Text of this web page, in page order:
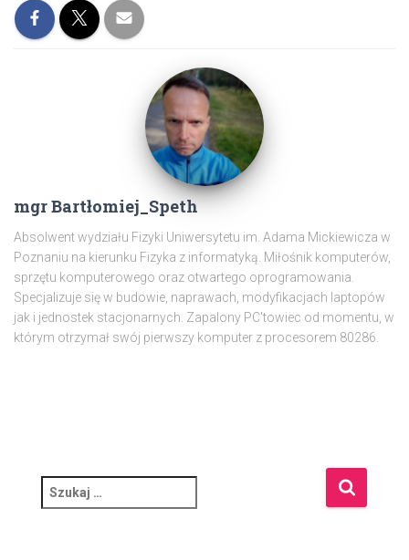
mgr Bartłomiej_Speth
Absolwent wydziału Fizyki Uniwersytetu im. Adama Mickiewicza w
Poznaniu na kierunku Fizyka z informatyką. Miłośnik komputerów,
sprzętu komputerowego oraz otwartego oprogramowania.
Specjalizuje się w budowie, naprawach, modyfikacjach laptopów
jak i jednostek stacjonarnych. Zapalony PC'towiec od momentu, w
którym otrzymał swój pierwszy komputer z procesorem 80286.
z